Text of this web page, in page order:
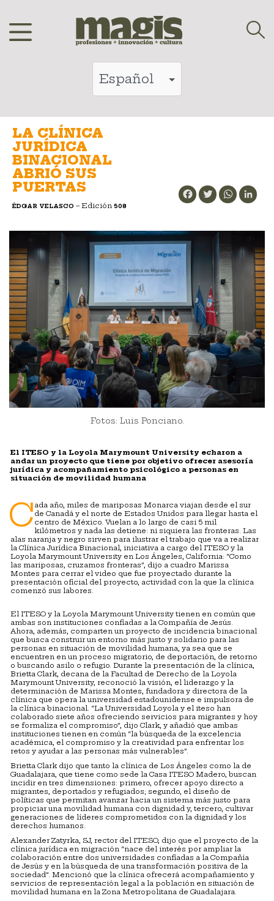
al
LA CLÍNICA
JURÍDICA
BINACIONAL
ABRIÓ SUS
PUERTAS
ÉDGAR VELASCO – Edición 508
Facebook Twitter WhatsApp
Fotos: Luis Ponciano.
El ITESO y la Loyola Marymount University echaron a
andar un proyecto que tiene por objetivo ofrecer asesoría
jurídica y acompañamiento psicológico a personas en
situación de movilidad humana
C ada año, miles de mariposas Monarca viajan desde el sur
de Canadá y el norte de Estados Unidos para llegar hasta el
centro de México. Vuelan a lo largo de casi 5 mil
kilómetros y nada las detiene: ni siquiera las fronteras. Las
alas naranja y negro sirven para ilustrar el trabajo que va a realizar
la Clínica Jurídica Binacional, iniciativa a cargo del ITESO y la
Loyola Marymount University en Los Ángeles, California: “Como
las mariposas, cruzamos fronteras”, dijo a cuadro Marissa
Montes para cerrar el video que fue proyectado durante la
presentación oficial del proyecto, actividad con la que la clínica
comenzó sus labores.
El ITESO y la Loyola Marymount University tienen en común que
ambas son instituciones confiadas a la Compañía de Jesús.
Ahora, además, comparten un proyecto de incidencia binacional
que busca construir un entorno más justo y solidario para las
personas en situación de movilidad humana, ya sea que se
encuentren en un proceso migratorio, de deportación, de retorno
o buscando asilo o refugio. Durante la presentación de la clínica,
Brietta Clark, decana de la Facultad de Derecho de la Loyola
Marymount University, reconoció la visión, el liderazgo y la
determinación de Marissa Montes, fundadora y directora de la
clínica que opera la universidad estadounidense e impulsora de
la clínica binacional. “La Universidad Loyola y el iteso han
colaborado siete años ofreciendo servicios para migrantes y hoy
se formaliza el compromiso”, dijo Clark, y añadió que ambas
instituciones tienen en común “la búsqueda de la excelencia
académica, el compromiso y la creatividad para enfrentar los
retos y ayudar a las personas más vulnerables”.
Brietta Clark dijo que tanto la clínica de Los Ángeles como la de
Guadalajara, que tiene como sede la Casa ITESO Madero, buscan
incidir en tres dimensiones: primero, ofrecer apoyo directo a
migrantes, deportados y refugiados; segundo, el diseño de
políticas que permitan avanzar hacia un sistema más justo para
propiciar una movilidad humana con dignidad y, tercero, cultivar
generaciones de líderes comprometidos con la dignidad y los
derechos humanos.
Alexander Zatyrka, SJ, rector del ITESO, dijo que el proyecto de la
clínica jurídica en migración “nace del interés por ampliar la
colaboración entre dos universidades confiadas a la Compañía
de Jesús y en la búsqueda de una transformación positiva de la
sociedad”. Mencionó que la clínica ofrecerá acompañamiento y
servicios de representación legal a la población en situación de
movilidad humana en la Zona Metropolitana de Guadalajara.